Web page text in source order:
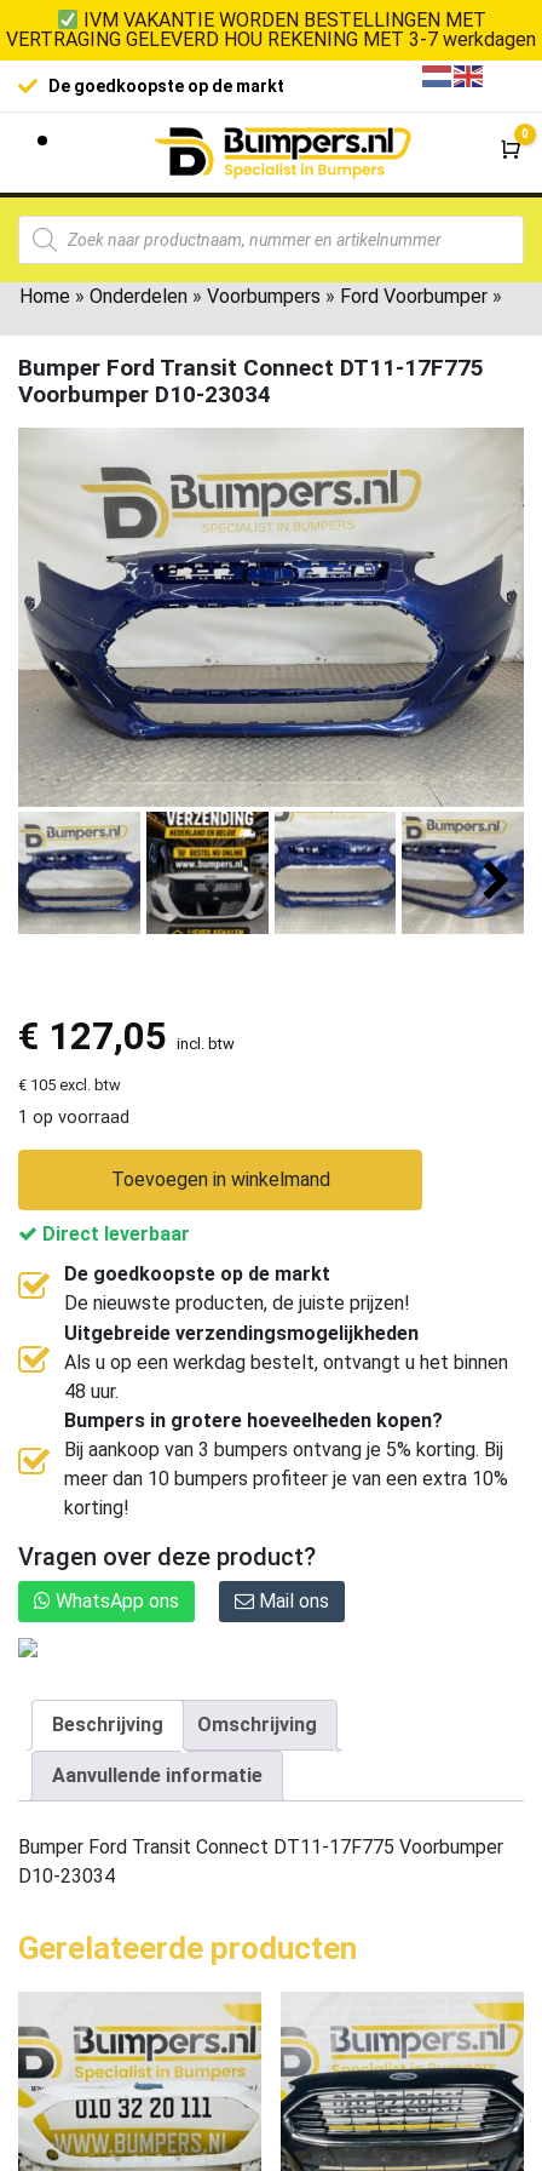
IVM VAKANTIE WORDEN BESTELLINGEN MET
VERTRAGING GELEVERD HOU REKENING MET 3-7 werkdagen
De goedkoopste op de markt
0
Home » Onderdelen » Voorbumpers » Ford Voorbumper »
Bumper Ford Transit Connect DT11-17F775
Voorbumper D10-23034
€ 127,05 incl. btw
€ 105 excl. btw
1 op voorraad
Toevoegen in winkelmand
Direct leverbaar
De goedkoopste op de markt
De nieuwste producten, de juiste prijzen!
Uitgebreide verzendingsmogelijkheden
Als u op een werkdag bestelt, ontvangt u het binnen
48 uur.
Bumpers in grotere hoeveelheden kopen?
Bij aankoop van 3 bumpers ontvang je 5% korting. Bij
meer dan 10 bumpers profiteer je van een extra 10%
korting!
Vragen over deze product?
WhatsApp ons Mail ons
Beschrijving Omschrijving
Aanvullende informatie
Bumper Ford Transit Connect DT11-17F775 Voorbumper
D10-23034
Gerelateerde producten